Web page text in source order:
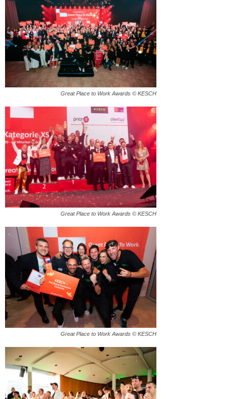
Great Place to Work Awards © KESCH
Great Place to Work Awards © KESCH
Great Place to Work Awards © KESCH